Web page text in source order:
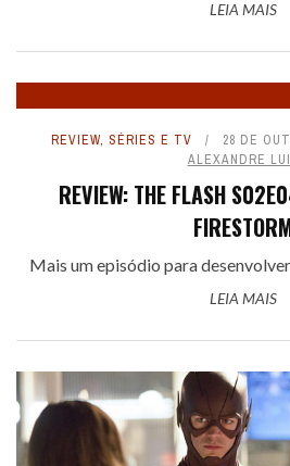
LEIA MAIS
REVIEW, SÉRIES E TV 28 DE
ALEXANDRE
REVIEW: THE FLASH
Mais um episódio para
LEIA MAIS